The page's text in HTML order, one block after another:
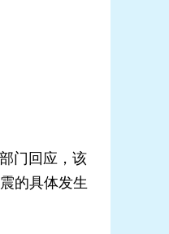
门回应，该
的具体发生